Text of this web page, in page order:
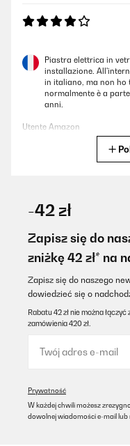
Piastra elettrica in
installazione.
in italiano, ma non
normalmente è a
anni.
Utente Amazon
begeistert. Es heizt
mich auf ganzer
Verhältnis!
Yaser
Utilisateur d'Amazon
-42 zł
Zapisz się do
zniżkę 42 zł* na
Zapisz się do naszego
dowiedzieć się o
Rabatu 42 zł nie można
zamówienia 420 zł.
Prywatność
W każdej chwili możesz
dowolnej wiadomości e-mail lub